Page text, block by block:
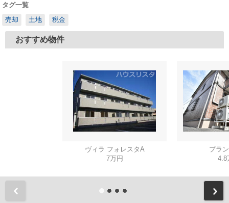
タグ一覧
売却
土地 税金
おすすめ物件
ヴィラ フォレスタA
7万円
プラ
4.8